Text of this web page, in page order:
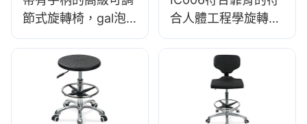
節式旋轉椅，gal泡
沫座& pu實驗室凳設
計高度可調腳環&鍍
鉻5星基地，以實現
終​​極舒適
合人體工程學旋轉
椅，靠背泡沫座椅&
ESD科學實驗室凳子
高度可調的腳環
<00000000>鋁5星
基地<00000000>潔